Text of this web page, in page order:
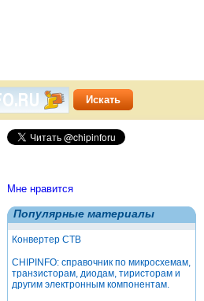
Мне нравится
Популярные материалы
Конвертер СТВ
CHIPINFO: справочник по микросхемам,
транзисторам, диодам, тиристорам и
другим электронным компонентам.